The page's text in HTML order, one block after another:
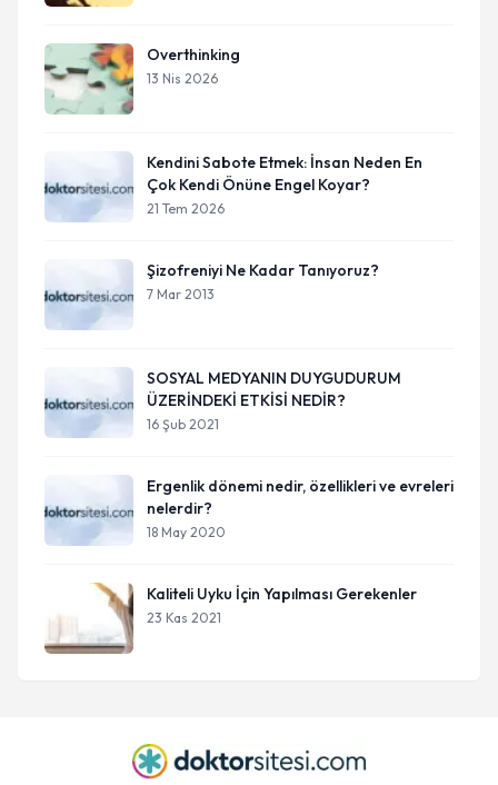
Overthinking
13 Nis 2026
Kendini Sabote Etmek: İnsan Neden En
Çok Kendi Önüne Engel Koyar?
21 Tem 2026
Şizofreniyi Ne Kadar Tanıyoruz?
7 Mar 2013
SOSYAL MEDYANIN DUYGUDURUM
ÜZERİNDEKİ ETKİSİ NEDİR?
16 Şub 2021
Ergenlik dönemi nedir, özellikleri ve evreleri
nelerdir?
18 May 2020
Kaliteli Uyku İçin Yapılması Gerekenler
23 Kas 2021